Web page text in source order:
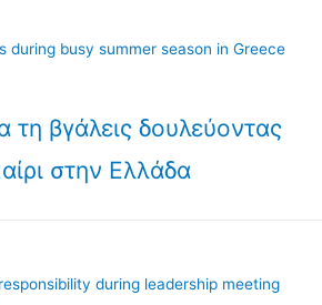
τη βγάλεις δουλεύοντας
στην Ελλάδα